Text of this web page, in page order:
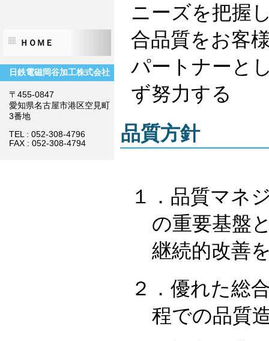
ニーズを把握
合品質をお客
パートナーと
ず努力する
品質方針
１．品質マネ
の重要基盤
継続的改善
２．優れた総
程での品質
ＨＯＭＥ
日鉄電磁岡谷加工株式会社
〒455-0847
愛知県名古屋市港区空見町
3番地
TEL : 052-308-4796
FAX : 052-308-4794